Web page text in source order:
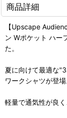
商品詳細
【Upscape
ン Wポケット ハー
た。
夏に向けて最適な
ワークシャツが登場
軽量で通気性が良